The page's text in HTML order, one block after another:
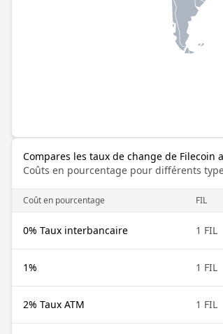
Compares les taux de change de Filecoin
Coûts en pourcentage pour différents
Coût en pourcentage FIL
0% Taux interbancaire 1 FIL
1% 1 FIL
2% Taux ATM 1 FIL